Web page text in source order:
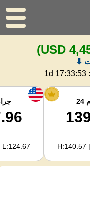
⬇
1d 17:33:53
H:140.57
L:124.67